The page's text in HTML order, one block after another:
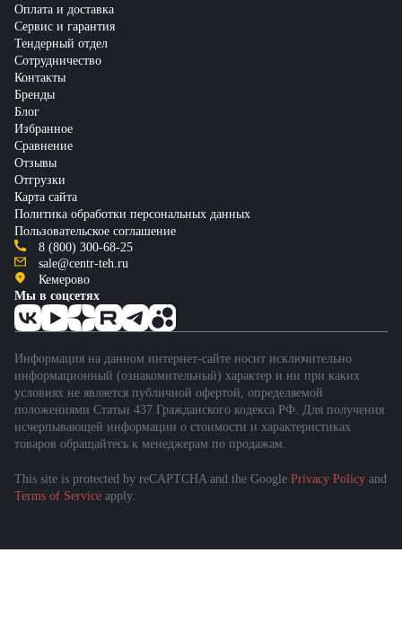
Оплата и доставка
Сервис и гарантия
Тендерный отдел
Сотрудничество
Контакты
Бренды
Блог
Избранное
Сравнение
Отзывы
Отгрузки
Карта сайта
Политика обработки персональных данных
Пользовательское соглашение
8 (800) 300-68-25
sale@centr-teh.ru
Кемерово
Мы в соцсетях
Информация на данном интернет-сайте носит исключительно
информационный (ознакомительный) характер и ни при каких
условиях не является публичной офертой, определяемой
положениями Статьи 437 Гражданского кодекса РФ. Для получения
исчерпывающей информации о стоимости и характеристиках
товаров обращайтесь к менеджерам по продажам.
This site is protected by reCAPTCHA and the Google Privacy Policy and
Terms of Service apply.